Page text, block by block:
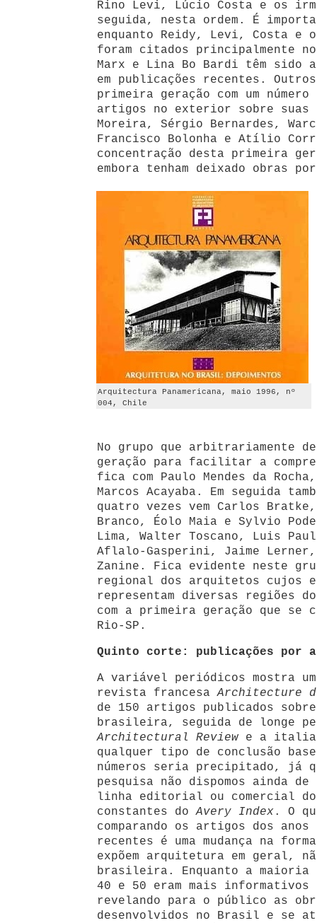
Rino Levi, Lúcio Costa e os
seguida, nesta ordem. É
enquanto Reidy, Levi, Costa e
foram citados principalmente
Marx e Lina Bo Bardi têm sido
em publicações recentes.
primeira geração com um
artigos no exterior sobre suas
Moreira, Sérgio Bernardes,
Francisco Bolonha e Atílio
concentração desta primeira
embora tenham deixado obras
Arquitectura Panamericana, maio 1996, nº
004, Chile
No grupo que arbitrariamente
geração para facilitar a
fica com Paulo Mendes da
Marcos Acayaba. Em seguida
quatro vezes vem Carlos
Branco, Éolo Maia e Sylvio
Lima, Walter Toscano, Luis
Aflalo-Gasperini, Jaime Lerner,
Zanine. Fica evidente neste
regional dos arquitetos cujos
representam diversas regiões
com a primeira geração que se
Rio-SP.
Quinto corte: publicações por
A variável periódicos mostra
revista francesaArchitecture
de 150 artigos publicados
brasileira, seguida de longe
Architectural Review e a
qualquer tipo de conclusão
números seria precipitado, já
pesquisa não dispomos ainda de
linha editorial ou comercial
constantes doAvery Index. O
comparando os artigos dos anos
recentes é uma mudança na
expõem arquitetura em geral,
brasileira. Enquanto a maioria
40 e 50 eram mais
revelando para o público as
desenvolvidos no Brasil e se